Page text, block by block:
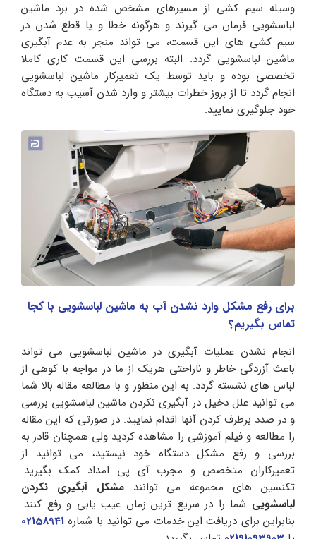
وسیله سیم کشی از مسیرهای مشخص شده در برد ماشین
لباسشویی فرمان می گیرند و هرگونه خطا و یا قطع شدن در
سیم کشی های این قسمت، می تواند منجر به عدم آبگیری
ماشین لباسشویی گردد. البته بررسی این قسمت کاری کاملا
تخصصی بوده و باید توسط یک تعمیرکار ماشین لباسشویی
انجام گردد تا از بروز خطرات بیشتر و وارد شدن آسیب به دستگاه
خود جلوگیری نمایید.
برای رفع مشکل وارد نشدن آب به ماشین لباسشویی با کجا
تماس بگیریم؟
انجام نشدن عملیات آبگیری در ماشین لباسشویی می تواند
باعث آزردگی خاطر و ناراحتی هریک از ما در مواجه با کوهی از
لباس های نشسته گردد. به این منظور و با مطالعه مقاله بالا شما
می توانید علل دخیل در آبگیری نکردن ماشین لباسشویی بررسی
و در صدد برطرف کردن آنها اقدام نمایید. در صورتی که این مقاله
را مطالعه و فیلم آموزشی را مشاهده کردید ولی همچنان قادر به
بررسی و رفع مشکل دستگاه خود نیستید، می توانید از
تعمیرکاران متخصص و مجرب آی پی امداد کمک بگیرید.
تکنسین های مجموعه می توانند مشکل آبگیری نکردن
لباسشویی شما را در سریع ترین زمان عیب یابی و رفع کنند.
بنابراین برای دریافت این خدمات می توانید با شماره 02158941